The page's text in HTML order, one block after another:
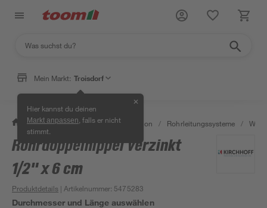
Mein Markt: Troisdorf
Hier kannst du deinen
Markt anpassen , falls er nicht
stimmt.
✕
/ Bad & Sanitär / Sanitärinstallation / Rohrleitungssysteme /
Rohrdoppelnippel verzinkt
1/2" x 6 cm
Produktdetails | Artikelnummer: 5475283
Durchmesser und Länge auswählen